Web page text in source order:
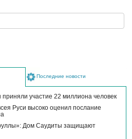
Последние новости
участие 22 миллиона человек
Руси высоко оценил послание
Дом Саудиты защищают